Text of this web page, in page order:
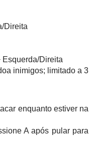
Direita
Esquerda/Direita
inimigos; limitado a 3
enquanto estiver na
A após pular para